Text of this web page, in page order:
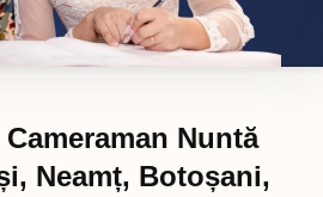
Nuntă
Neamț, Botoșani,